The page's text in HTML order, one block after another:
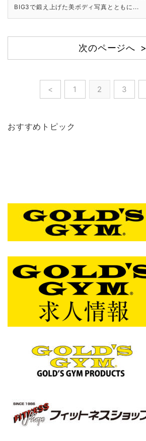
BIG3で鍛え上げた美ボディ写真とともに...
次のページへ >
< 1 2 3
おすすめトピック